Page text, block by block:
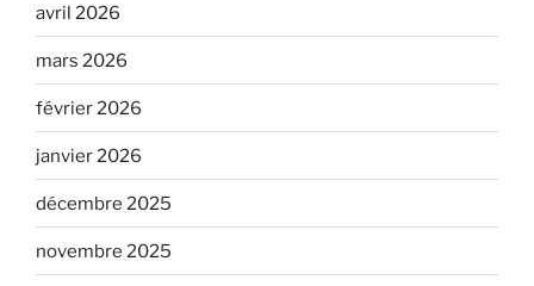
avril 2026
mars 2026
février 2026
janvier 2026
décembre 2025
novembre 2025